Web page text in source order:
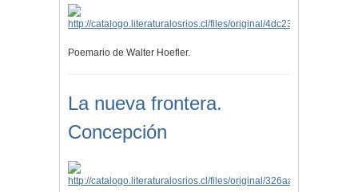
Poemario de Walter Hoefler.
La nueva frontera.
Concepción